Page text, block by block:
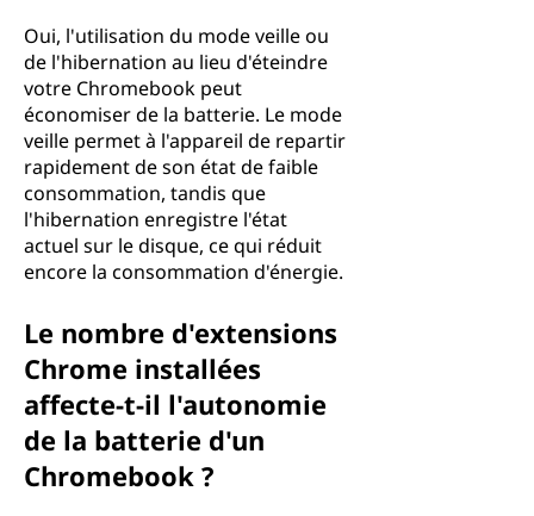
Oui, l'utilisation du mode veille ou
de l'hibernation au lieu d'éteindre
votre Chromebook peut
économiser de la batterie. Le mode
veille permet à l'appareil de repartir
rapidement de son état de faible
consommation, tandis que
l'hibernation enregistre l'état
actuel sur le disque, ce qui réduit
encore la consommation d'énergie.
Le nombre d'extensions
Chrome installées
affecte-t-il l'autonomie
de la batterie d'un
Chromebook ?